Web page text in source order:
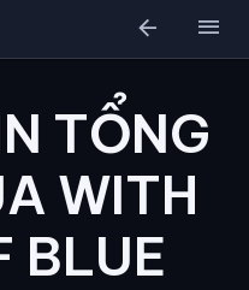
arrow_back menu
TỔNG
WITH
BLUE